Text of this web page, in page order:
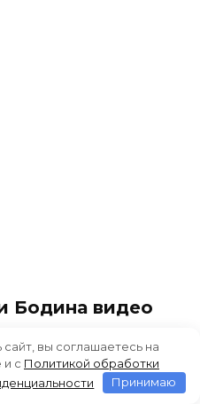
Бодина видео
вы соглашаетесь на
и c Политикой обработки
Принимаю